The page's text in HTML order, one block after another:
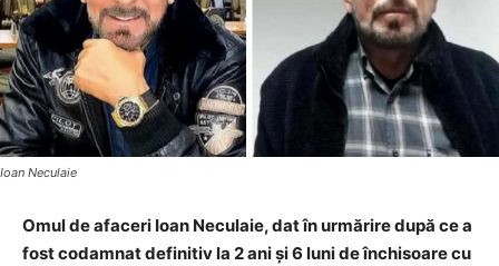
Ioan Neculaie
Omul de afaceri Ioan Neculaie, dat în urmărire după ce a
fost codamnat definitiv la 2 ani şi 6 luni de închisoare cu